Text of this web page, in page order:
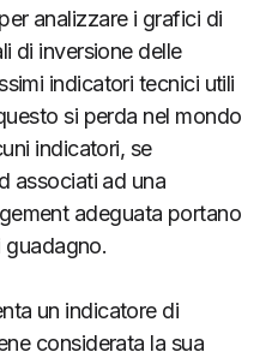
analizzare i grafici di
di inversione delle
indicatori tecnici utili
si perda nel mondo
indicatori, se
associati ad una
adeguata portano
guadagno.
un indicatore di
considerata la sua